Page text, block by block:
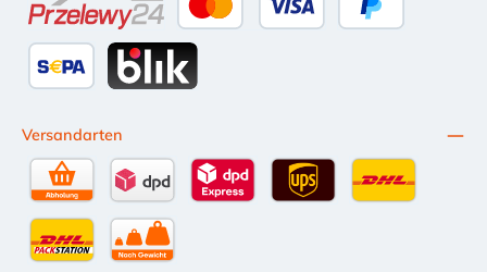
Przelewy24
Versandarten